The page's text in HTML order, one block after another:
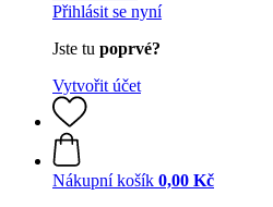
Přihlásit se nyní
Jste tu poprvé?
Vytvořit účet
Nákupní košík 0,00 Kč